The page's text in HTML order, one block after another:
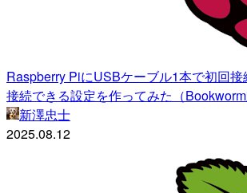
Raspberry PiにUSBケーブル1本で初回
接続できる設定を作ってみた（Bookworm
新澤忠士
2025.08.12